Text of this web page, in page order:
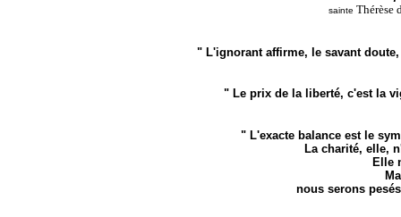
sainte Thérèse
" L'ignorant affirme, le savant
" Le prix de la liberté, c'est la
" L'exacte balance est le
La charité, elle,
Elle
nous serons